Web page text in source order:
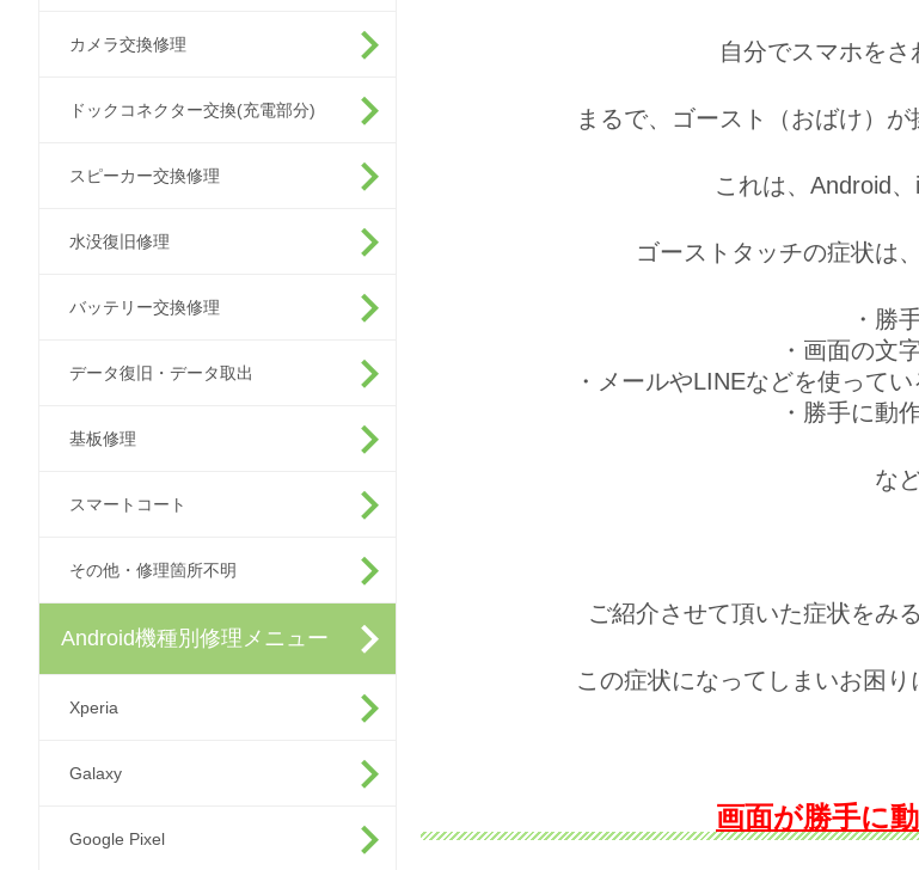
カメラ交換修理
ドックコネクター交換(充電部分)
スピーカー交換修理
水没復旧修理
バッテリー交換修理
データ復旧・データ取出
基板修理
スマートコート
その他・修理箇所不明
Android機種別修理メニュー
Xperia
Galaxy
Google Pixel
自分でスマホをさ
まるで、 ゴースト（おばけ）
これは、Android
ゴーストタッチの症状は
・勝
・画面の文
・メールやLINEなどを使って
・勝手に動
な
ご紹介させて頂いた症状をみ
この症状になってしまいお困
画面が勝手に